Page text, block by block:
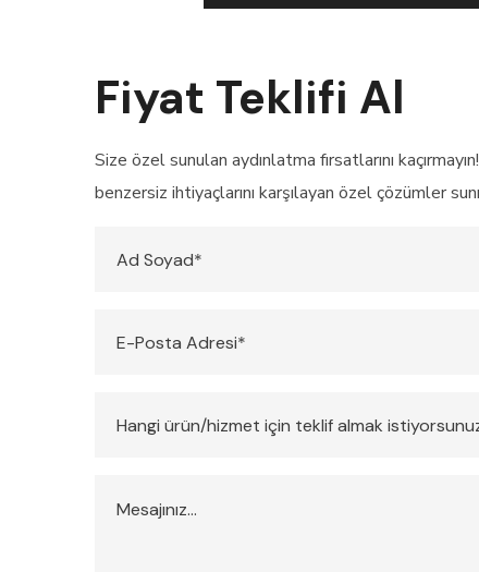
Fiyat Teklifi Al
Size özel sunulan aydınlatma fırsatlarını
benzersiz ihtiyaçlarını karşılayan özel çözümler